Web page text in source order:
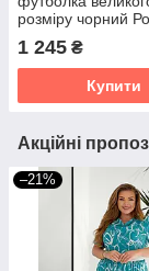
розміру чорний
1 245 ₴
Купити
Акційні
–21%